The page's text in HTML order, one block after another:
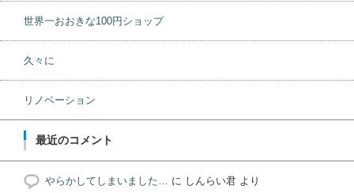
世界一おおきな100円ショップ
久々に
リノベーション
最近のコメント
やらかしてしまいました… に しんらい君 より